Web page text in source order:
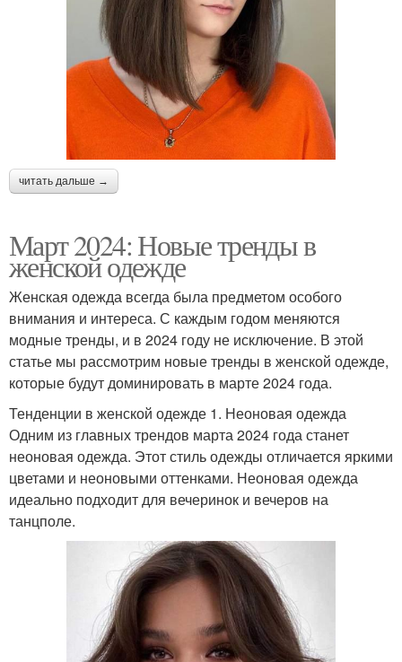
читать дальше →
Март 2024: Новые тренды в
женской одежде
Женская одежда всегда была предметом особого
внимания и интереса. С каждым годом меняются
модные тренды, и в 2024 году не исключение. В этой
статье мы рассмотрим новые тренды в женской одежде,
которые будут доминировать в марте 2024 года.
Тенденции в женской одежде 1. Неоновая одежда
Одним из главных трендов марта 2024 года станет
неоновая одежда. Этот стиль одежды отличается яркими
цветами и неоновыми оттенками. Неоновая одежда
идеально подходит для вечеринок и вечеров на
танцполе.